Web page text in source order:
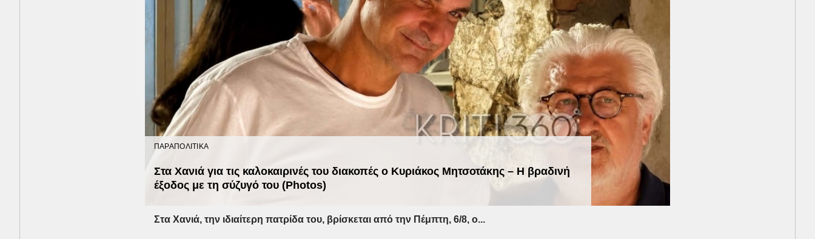
ΠΑΡΑΠΟΛΙΤΙΚΑ
Στα Χανιά για τις καλοκαιρινές του διακοπές ο Κυριάκος Μητσοτάκης – Η βραδινή
έξοδος με τη σύζυγό του (Photos)
Στα Χανιά, την ιδιαίτερη πατρίδα του, βρίσκεται από την Πέμπτη, 6/8, ο...